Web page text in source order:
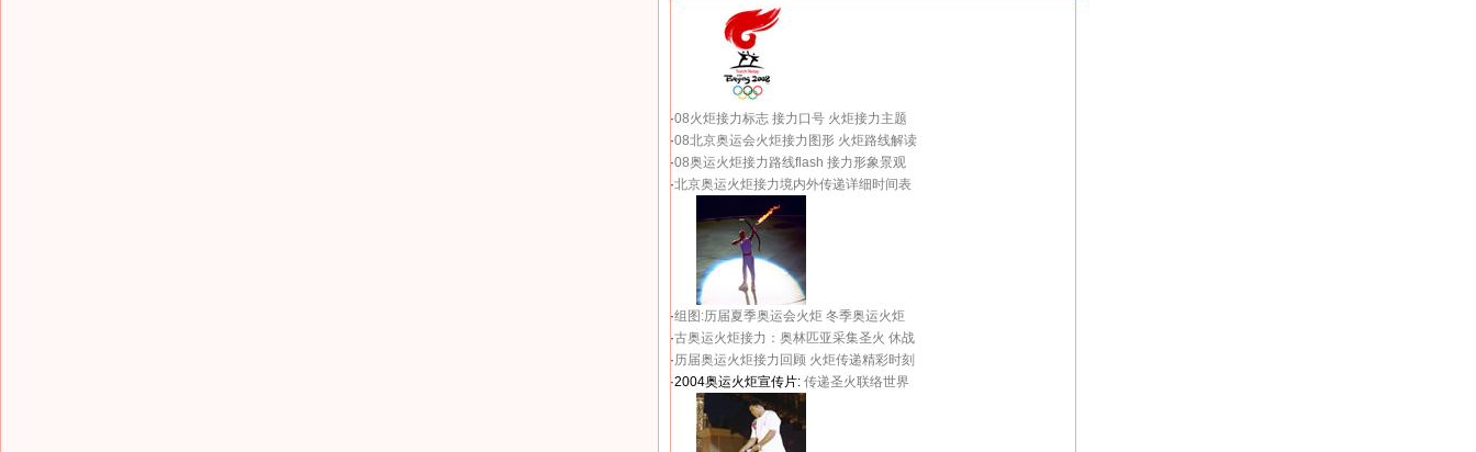
·08火炬接力标志 接力口号 火炬接力主题
·08北京奥运会火炬接力图形 火炬路线解读
·08奥运火炬接力路线flash 接力形象景观
·北京奥运火炬接力境内外传递详细时间表
·组图:历届夏季奥运会火炬 冬季奥运火炬
·古奥运火炬接力：奥林匹亚采集圣火 休战
·历届奥运火炬接力回顾 火炬传递精彩时刻
·2004奥运火炬宣传片: 传递圣火联络世界